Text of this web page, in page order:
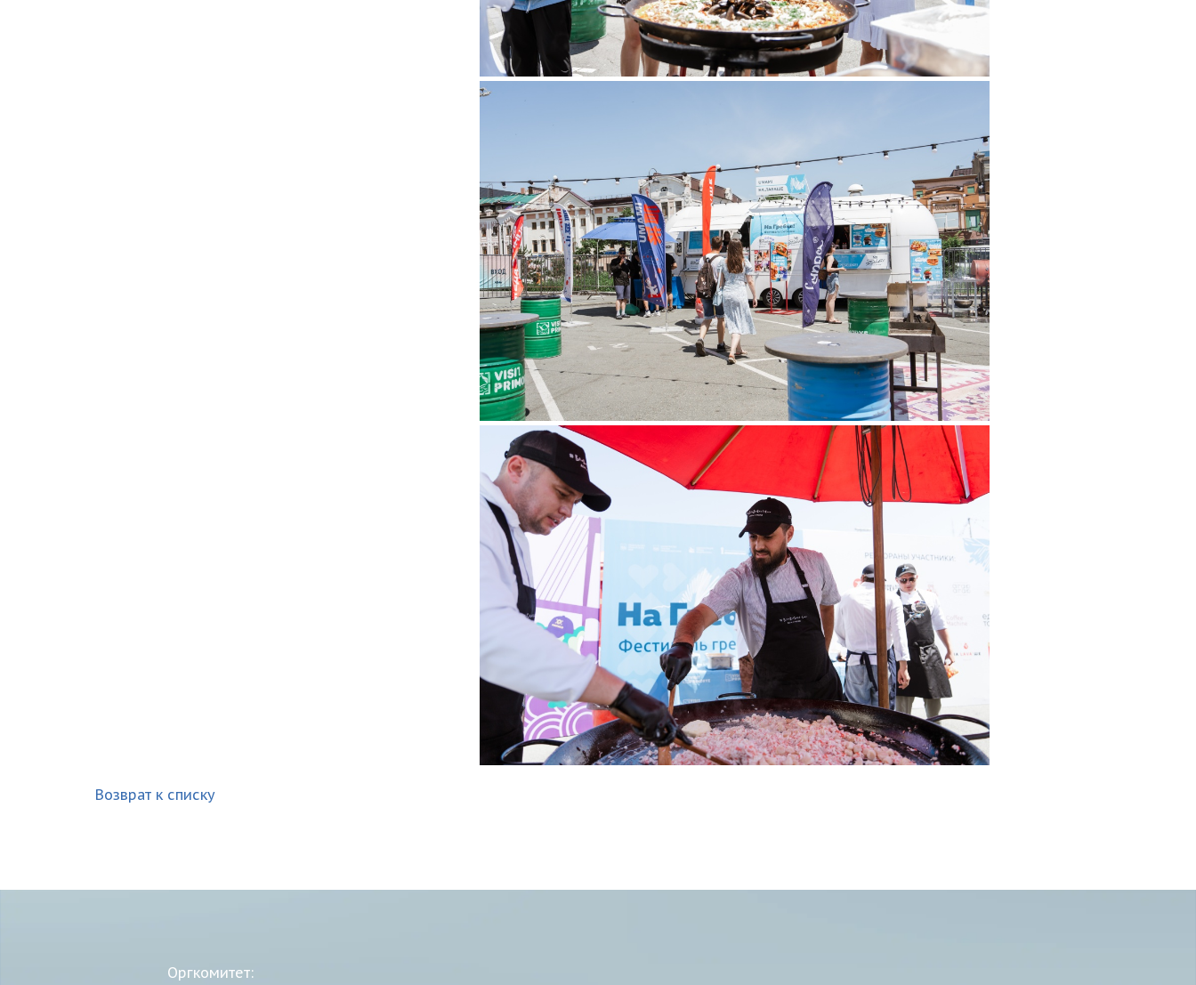
Возврат к списку
Оргкомитет: